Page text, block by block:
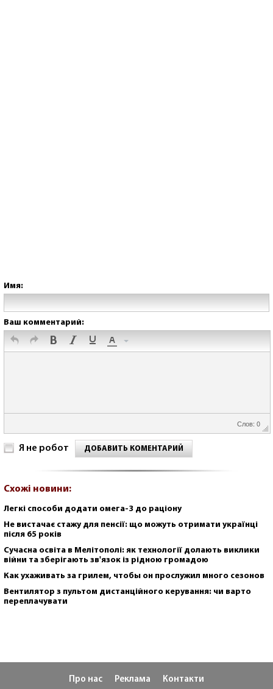
Имя:
Ваш комментарий:
Слов: 0
Я не робот ДОБАВИТЬ КОМЕНТАРИЙ
Схожі новини:
Легкі способи додати омега-3 до раціону
Не вистачає стажу для пенсії: що можуть отримати українці
після 65 років
Сучасна освіта в Мелітополі: як технології долають виклики
війни та зберігають зв'язок із рідною громадою
Как ухаживать за грилем, чтобы он прослужил много сезонов
Вентилятор з пультом дистанційного керування: чи варто
переплачувати
Про нас Реклама Контакти